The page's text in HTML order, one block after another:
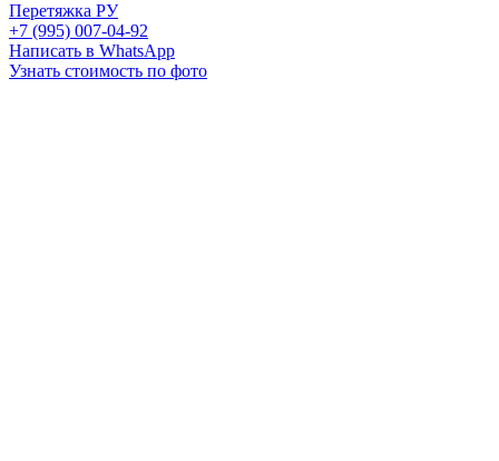
Перетяжка РУ
+7 (995) 007-04-92
Написать в WhatsApp
Узнать стоимость по фото